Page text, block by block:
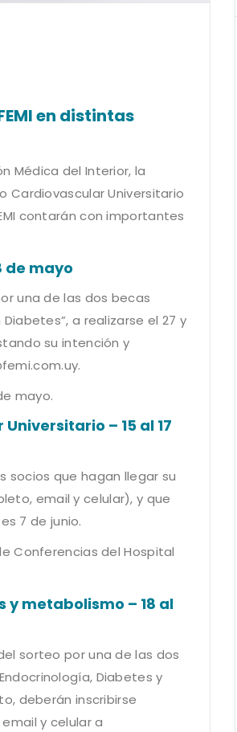
en distintas
Médica del Interior, la
Cardiovascular Universitario
contarán con importantes
de mayo
una de las dos becas
a realizarse el 27 y
su intención y
.
mayo.
– 15 al 17
socios que hagan llegar su
email y celular), y que
7 de junio.
Conferencias del Hospital
y metabolismo – 18 al
sorteo por una de las dos
Diabetes y
deberán inscribirse
y celular a